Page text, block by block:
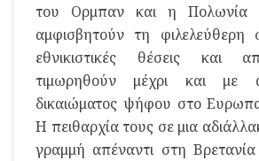
του Ορμπαν και η Πολωνία
αμφισβητούν τη φιλελεύθερη
εθνικιστικές θέσεις και
τιμωρηθούν μέχρι και με
δικαιώματος ψήφου στο
Η πειθαρχία τους σε μια
γραμμή απέναντι στη